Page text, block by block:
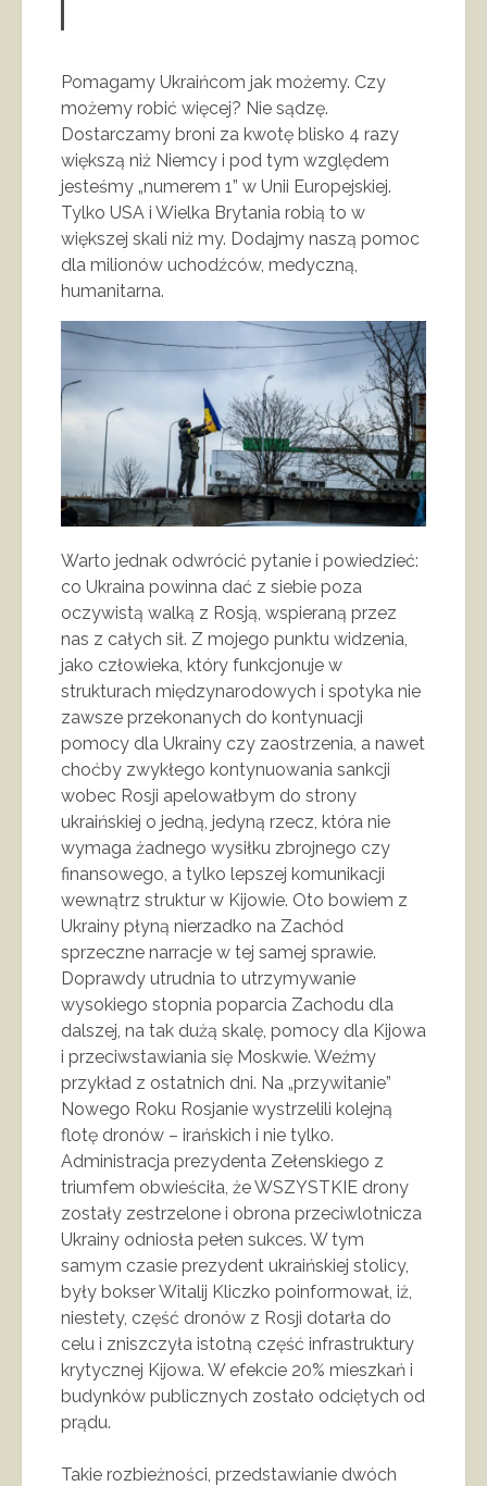
Pomagamy Ukraińcom jak możemy. Czy
możemy robić więcej? Nie sądzę.
Dostarczamy broni za kwotę blisko 4 razy
większą niż Niemcy i pod tym względem
jesteśmy „numerem 1” w Unii Europejskiej.
Tylko USA i Wielka Brytania robią to w
większej skali niż my. Dodajmy naszą pomoc
dla milionów uchodźców, medyczną,
humanitarna.
Warto jednak odwrócić pytanie i powiedzieć:
co Ukraina powinna dać z siebie poza
oczywistą walką z Rosją, wspieraną przez
nas z całych sił. Z mojego punktu widzenia,
jako człowieka, który funkcjonuje w
strukturach międzynarodowych i spotyka nie
zawsze przekonanych do kontynuacji
pomocy dla Ukrainy czy zaostrzenia, a nawet
choćby zwykłego kontynuowania sankcji
wobec Rosji apelowałbym do strony
ukraińskiej o jedną, jedyną rzecz, która nie
wymaga żadnego wysiłku zbrojnego czy
finansowego, a tylko lepszej komunikacji
wewnątrz struktur w Kijowie. Oto bowiem z
Ukrainy płyną nierzadko na Zachód
sprzeczne narracje w tej samej sprawie.
Doprawdy utrudnia to utrzymywanie
wysokiego stopnia poparcia Zachodu dla
dalszej, na tak dużą skalę, pomocy dla Kijowa
i przeciwstawiania się Moskwie. Weźmy
przykład z ostatnich dni. Na „przywitanie”
Nowego Roku Rosjanie wystrzelili kolejną
flotę dronów – irańskich i nie tylko.
Administracja prezydenta Zełenskiego z
triumfem obwieściła, że WSZYSTKIE drony
zostały zestrzelone i obrona przeciwlotnicza
Ukrainy odniosła pełen sukces. W tym
samym czasie prezydent ukraińskiej stolicy,
były bokser Witalij Kliczko poinformował, iż,
niestety, część dronów z Rosji dotarła do
celu i zniszczyła istotną część infrastruktury
krytycznej Kijowa. W efekcie 20% mieszkań i
budynków publicznych zostało odciętych od
prądu.
Takie rozbieżności, przedstawianie dwóch